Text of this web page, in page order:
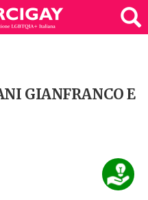
GIANFRANCO E